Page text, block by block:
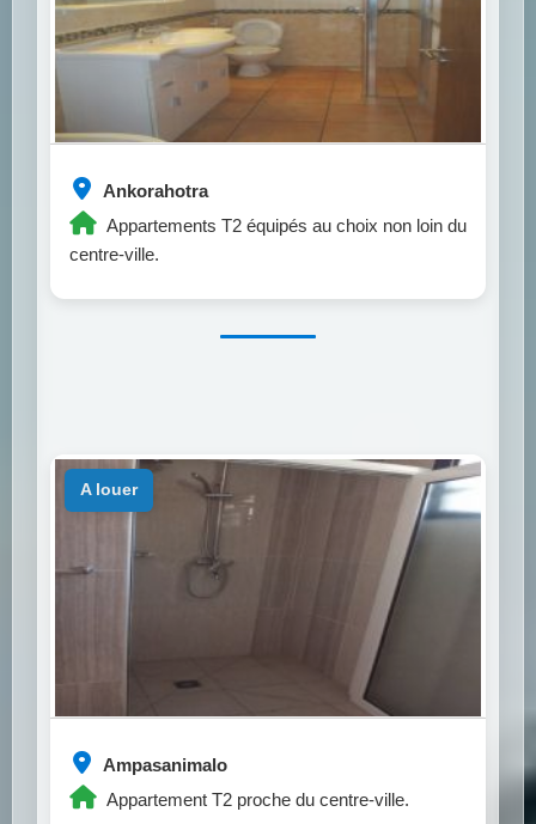
Ankorahotra
Appartements T2 équipés au choix non loin du
centre-ville.
Ampasanimalo
Appartement T2 proche du centre-ville.
a louer